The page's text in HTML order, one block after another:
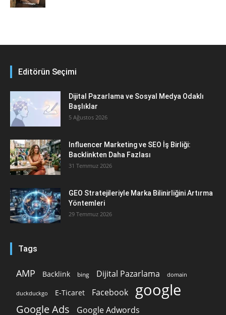
Editörün Seçimi
Dijital Pazarlama ve Sosyal Medya Odaklı
Başlıklar
5 Ağustos 2026
Influencer Marketing ve SEO İş Birliği:
Backlinkten Daha Fazlası
31 Temmuz 2026
GEO Stratejileriyle Marka Bilinirliğini Artırma
Yöntemleri
29 Temmuz 2026
Tags
AMP Backlink bing Dijital Pazarlama domain
duckduckgo E-Ticaret Facebook google
Google Ads Google Adwords